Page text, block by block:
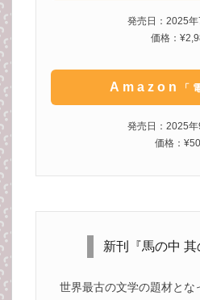
発売日：2025年
価格：
Amazon 「
発売日：2025年
価格：
新刊『馬の中 其
世界最古の文学の題材とな